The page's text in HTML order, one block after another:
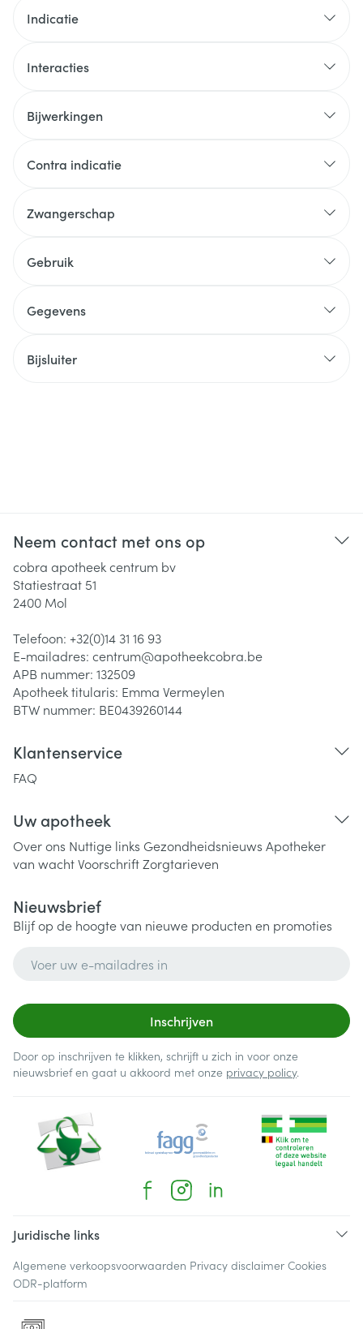
Indicatie
Interacties
Bijwerkingen
Contra indicatie
Zwangerschap
Gebruik
Gegevens
Bijsluiter
Neem contact met ons op
cobra apotheek centrum bv
Statiestraat 51
2400 Mol
Telefoon: +32(0)14 31 16 93
E-mailadres: centrum@apotheekcobra.be
APB nummer: 132509
Apotheek titularis: Emma Vermeylen
BTW nummer: BE0439260144
Klantenservice
FAQ
Uw apotheek
Over ons Nuttige links Gezondheidsnieuws Apotheker
van wachtVoorschriftZorgtarieven
Nieuwsbrief
Blijf op de hoogte van nieuwe producten en promoties
Inschrijven
Door op inschrijven te klikken, schrijft u zich in voor onze
nieuwsbrief en gaat u akkoord met onze privacy policy.
Juridische links
Algemene verkoopsvoorwaarden Privacy disclaimer Cookies
ODR-platform